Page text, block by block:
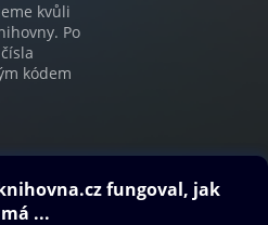
kvůli
Po
kódem